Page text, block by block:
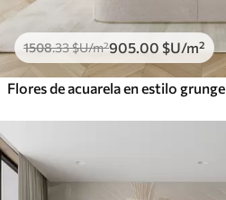
1508.33$U/m²905 .00 $U/m²
Flores de acuarela en estilo grunge